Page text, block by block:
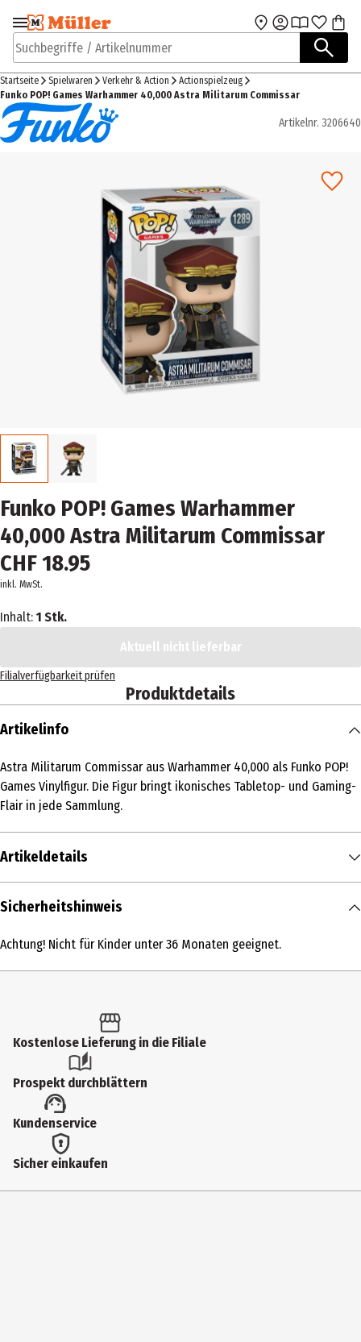
Zur Navigation
springen
Zum Hauptinhalt
Suchbegriffe / Artikelnummer
Startseite Spielwaren Verkehr & Action
Actionspielzeug
Funko POP! Games Warhammer 40,000 Astra Militarum Commissar
Artikelnr. 3206640
Funko POP! Games Warhammer
40,000 Astra Militarum Commissar
CHF 18.95
inkl. MwSt.
Inhalt: 1 Stk.
Aktuell nicht lieferbar
Filialverfügbarkeit prüfen
Produktdetails
Artikelinfo
Astra Militarum Commissar aus Warhammer 40,000 als Funko POP!
Games Vinylfigur. Die Figur bringt ikonisches Tabletop- und Gaming-
Flair in jede Sammlung.
Artikeldetails
Inhalt
Produkttyp
6 Jahre
Artikelnummer des Herstellers
93513
Lizenz (spw)
Funko Video Games
Hersteller
Sicherheitshinweis
Achtung! Nicht für Kinder unter 36 Monaten geeignet.
Kostenlose Lieferung in die Filiale
Prospekt durchblättern
Kundenservice
Sicher einkaufen